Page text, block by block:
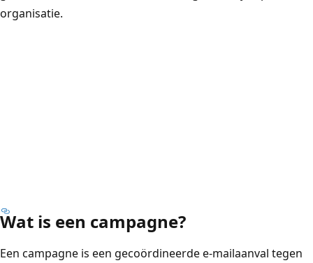
organisatie.
Wat is een campagne?
Een campagne is een gecoördineerde e-mailaanval tegen